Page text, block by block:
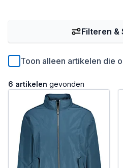
Toon alleen artikelen die
6 artikelen gevonden
Filteren &